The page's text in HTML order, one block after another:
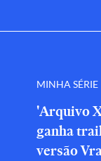
MINHA SÉRIE
'Arquivo
ganha
versão